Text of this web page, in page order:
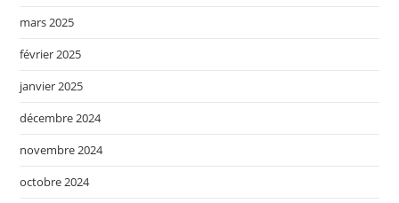
mars 2025
février 2025
janvier 2025
décembre 2024
novembre 2024
octobre 2024